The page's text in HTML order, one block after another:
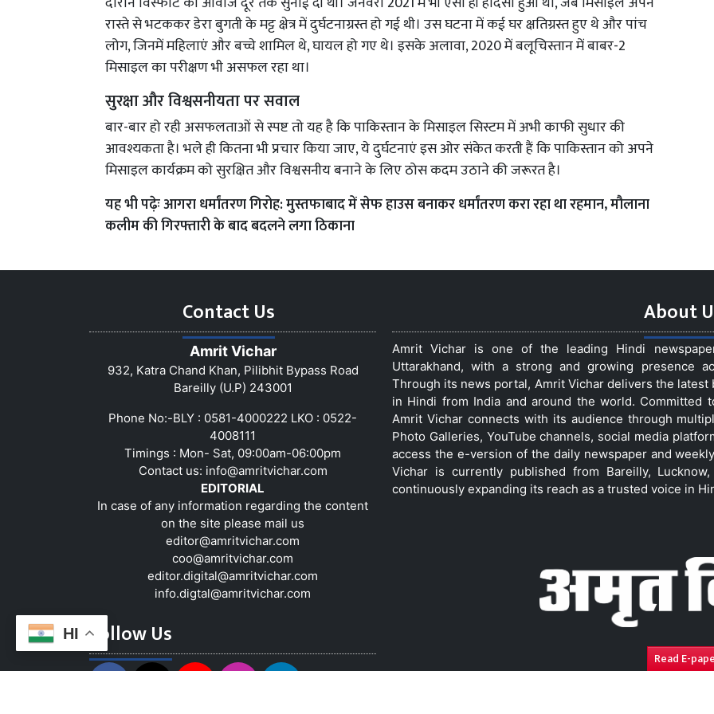
HI
रास्ते से भटककर डेरा बुगती के मट्ट क्षेत्र में दुर्घटनाग्रस्त हो गई थी। उस घटना में कई घर क्षतिग्रस्त हुए थे और पांच
लोग, जिनमें महिलाएं और बच्चे शामिल थे, घायल हो गए थे। इसके अलावा, 2020 में बलूचिस्तान में बाबर-2
मिसाइल का परीक्षण भी असफल रहा था।
सुरक्षा और विश्वसनीयता पर सवाल
बार-बार हो रही असफलताओं से स्पष्ट तो यह है कि पाकिस्तान के मिसाइल सिस्टम में अभी काफी सुधार की
आवश्यकता है। भले ही कितना भी प्रचार किया जाए, ये दुर्घटनाएं इस ओर संकेत करती हैं कि पाकिस्तान को अपने
मिसाइल कार्यक्रम को सुरक्षित और विश्वसनीय बनाने के लिए ठोस कदम उठाने की जरूरत है।
यह भी पढ़ेःआगरा धर्मांतरण गिरोह: मुस्तफाबाद में सेफ हाउस बनाकर धर्मांतरण करा रहा था रहमान, मौलाना
कलीम की गिरफ्तारी के बाद बदलने लगा ठिकाना
Contact Us
Amrit Vichar
932, Katra Chand Khan, Pilibhit Bypass Road
Bareilly (U.P) 243001
Phone No:-BLY : 0581-4000222 LKO : 0522-
4008111
Timings : Mon- Sat, 09:00am-06:00pm
Contact us: info@amritvichar.com
EDITORIAL
In case of any information regarding the content
on the site please mail us
editor@amritvichar.com
coo@amritvichar.com
editor.digital@amritvichar.com
info.digtal@amritvichar.com
Follow Us
About
Amrit Vichar is one of the leading Hindi
Uttarakhand, with a strong and growing presence
Through its news portal, Amrit Vichar delivers the
in Hindi from India and around the world. Committed
Amrit Vichar connects with its audience through
Photo Galleries, YouTube channels, social media
access the e-version of the daily newspaper and
Vichar is currently published from Bareilly, Lucknow,
continuously expanding its reach as a trusted voice in
Read E-